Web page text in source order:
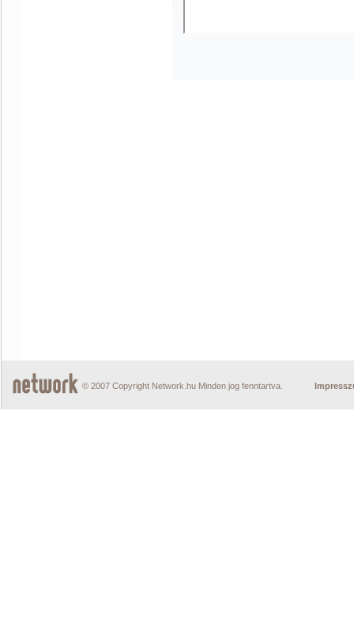
© 2007 Copyright Network.hu Minden jog fenntartva.